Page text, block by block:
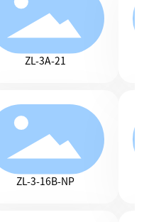
ZL-3A-21
ZL-3-16B-NP